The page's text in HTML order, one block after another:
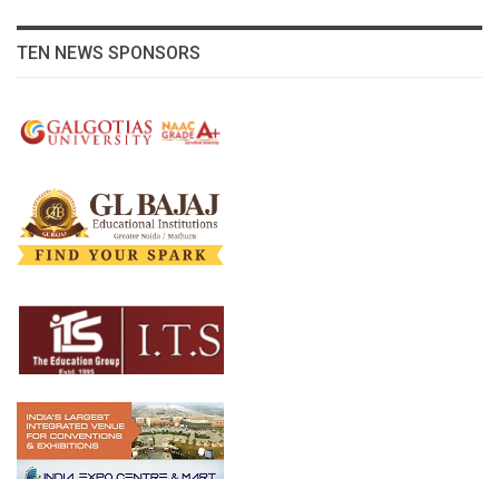
TEN NEWS SPONSORS